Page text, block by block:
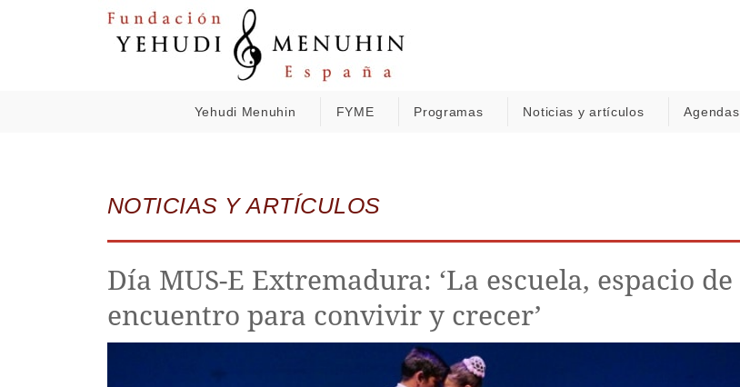
Yehudi Menuhin FYME Programas Noticias y artículos Agendas
NOTICIAS Y ARTÍCULOS
Día MUS-E Extremadura: ‘La escuela, espacio de
encuentro para convivir y crecer’